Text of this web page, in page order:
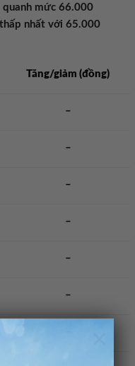
quanh mức 66.000
nhất với 65.000
Tăng/giảm (đồng)
–
–
–
–
–
–